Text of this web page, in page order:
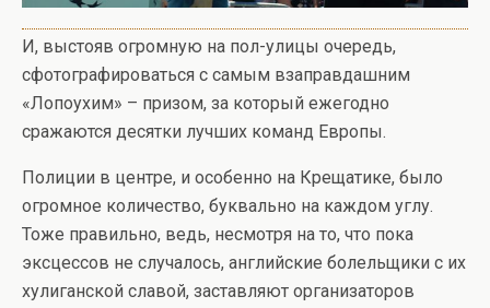
И, выстояв огромную на пол-улицы очередь,
сфотографироваться с самым взаправдашним
«Лопоухим» – призом, за который ежегодно
сражаются десятки лучших команд Европы.
Полиции в центре, и особенно на Крещатике, было
огромное количество, буквально на каждом углу.
Тоже правильно, ведь, несмотря на то, что пока
эксцессов не случалось, английские болельщики с их
хулиганской славой, заставляют организаторов